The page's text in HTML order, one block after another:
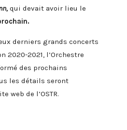
qui devait avoir lieu le
derniers grands concerts
2020-2021, l’Orchestre
des prochains
les détails seront
web de l’OSTR.